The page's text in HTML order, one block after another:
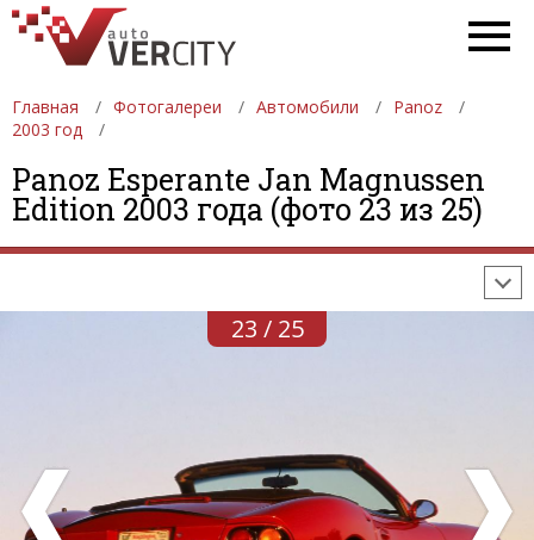
Главная Фотогалереи Автомобили
Panoz
2003 год
Panoz Esperante Jan Magnussen
Edition 2003 года (фото 23 из 25)
ФОТОГАЛЕРЕИ АВТОМОБИЛИ
ДЕВУШКИ
АВТОСАЛОНЫ
ФОРМУЛА-1
23 / 25